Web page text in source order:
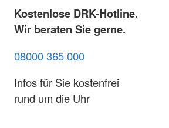
Kostenlose DRK-Hotline.
Wir beraten Sie gerne.
08000 365 000
Infos für Sie kostenfrei
rund um die Uhr